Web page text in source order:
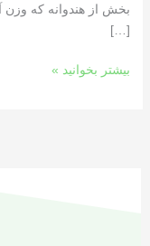
[…]
بیشتر بخوانید »